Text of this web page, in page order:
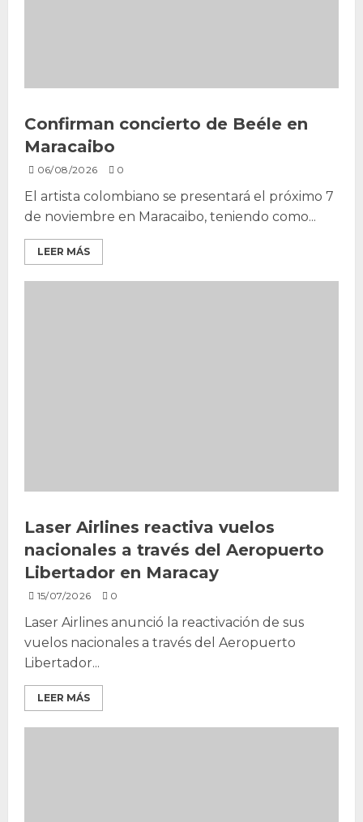
Confirman concierto de Beéle en
Maracaibo
06/08/2026 0
El artista colombiano se presentará el próximo 7
de noviembre en Maracaibo, teniendo como...
LEER MÁS
Laser Airlines reactiva vuelos
nacionales a través del Aeropuerto
Libertador en Maracay
15/07/2026 0
Laser Airlines anunció la reactivación de sus
vuelos nacionales a través del Aeropuerto
Libertador...
LEER MÁS